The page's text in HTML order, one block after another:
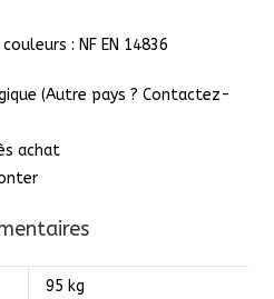
: NF EN 14836
(Autre pays ? Contactez-
achat
95 kg